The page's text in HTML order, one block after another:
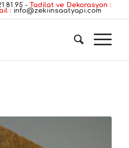
81 95 - Tadilat ve Dekorasyon :
: info@zekiinsaatyapi.com